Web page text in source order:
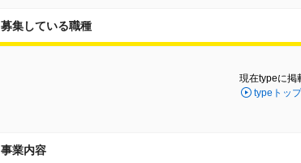
募集している職種
現在typeに掲
typeトッ
事業内容